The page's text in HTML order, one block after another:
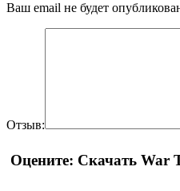
Ваш email не будет
Отзыв:
Оцените: Скачать War